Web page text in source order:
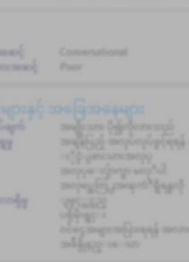
ဆင့်
Conversational
းအဆင့်
Poor
ားနှင့် အခြေအနေများ
က်
အမျိုးသား ပို၍လိုလားသည်
မှု
အချိန်ပြည့် အလုပ်လုပ်ခွင့်ရရ
ႏိုင္ငံျခားသားအလုပ္
အလုပ္ေလွ်ာက္စာ မလုိပါ
အလုပ္အေတြ႕အၾကံဳရွိရန္မလို
ာရှိမှု
ျမွင့္တင္သည္
ပရိုမိုးရွင္း
ဝင်ငွေအများအပြားရရန် အ
အခ်ိန္ပိုနည္းေသာ